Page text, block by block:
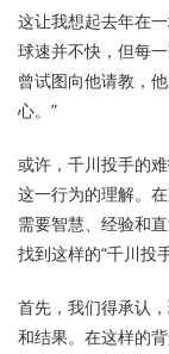
这让我想起去年在
球速并不快，但每
曾试图向他请教，
心。”
或许，千川投手的
这一行为的理解。
需要智慧、经验和
找到这样的“千川投
首先，我们得承认
和结果。在这样的